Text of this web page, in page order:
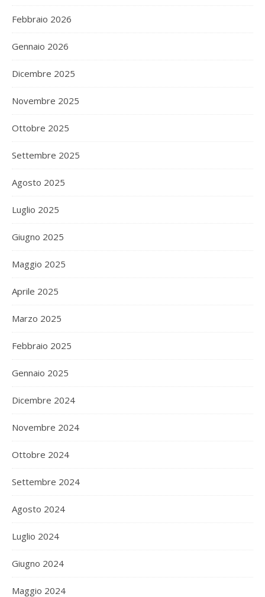
Febbraio 2026
Gennaio 2026
Dicembre 2025
Novembre 2025
Ottobre 2025
Settembre 2025
Agosto 2025
Luglio 2025
Giugno 2025
Maggio 2025
Aprile 2025
Marzo 2025
Febbraio 2025
Gennaio 2025
Dicembre 2024
Novembre 2024
Ottobre 2024
Settembre 2024
Agosto 2024
Luglio 2024
Giugno 2024
Maggio 2024